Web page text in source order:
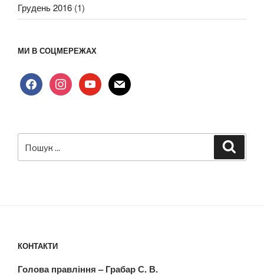
Грудень 2016 (1)
МИ В СОЦМЕРЕЖАХ
facebookinstagramyoutubemail
за
КОНТАКТИ
Голова правління – Грабар С. В.